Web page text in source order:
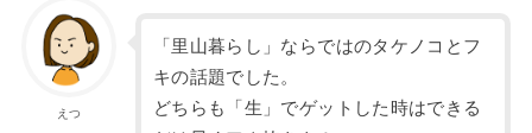
えつ
「里山暮らし」ならではのタケノコとフ
キの話題でした。
どちらも「生」でゲットした時はできる